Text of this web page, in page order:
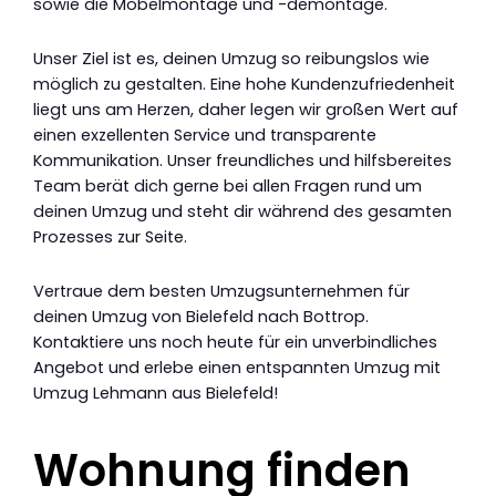
sowie die Möbelmontage und -demontage.
Unser Ziel ist es, deinen Umzug so reibungslos wie
möglich zu gestalten. Eine hohe Kundenzufriedenheit
liegt uns am Herzen, daher legen wir großen Wert auf
einen exzellenten Service und transparente
Kommunikation. Unser freundliches und hilfsbereites
Team berät dich gerne bei allen Fragen rund um
deinen Umzug und steht dir während des gesamten
Prozesses zur Seite.
Vertraue dem besten Umzugsunternehmen für
deinen Umzug von Bielefeld nach Bottrop.
Kontaktiere uns noch heute für ein unverbindliches
Angebot und erlebe einen entspannten Umzug mit
Umzug Lehmann aus Bielefeld!
Wohnung finden